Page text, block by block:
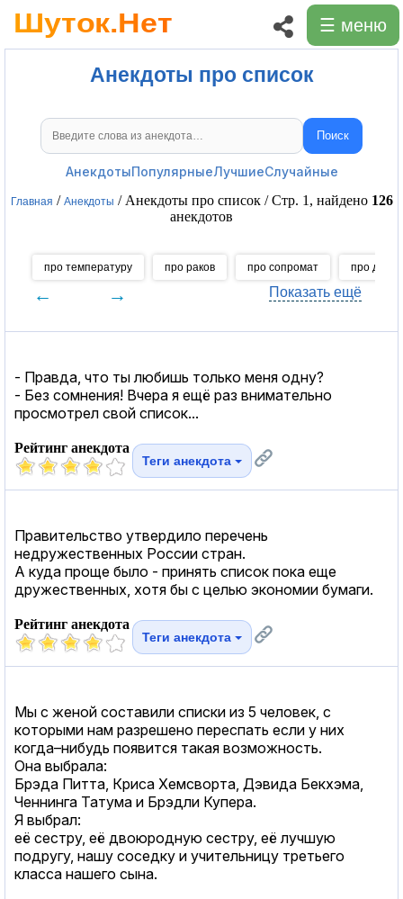
☰ меню
Анекдоты про список
Поиск анекдотов Поиск
АнекдотыПопулярныеЛучшиеСлучайные
Главная / Анекдоты / Анекдоты про список / Стр. 1, найдено 126
анекдотов
про температуру про раков про сопромат про
← → Показать ещё
- Правда, что ты любишь только меня одну?
- Без сомнения! Вчера я ещё раз внимательно
просмотрел свой список...
Рейтинг анекдота
Теги анекдота
Правительство утвердило перечень
недружественных России стран.
А куда проще было - принять список пока еще
дружественных, хотя бы с целью экономии бумаги.
Рейтинг анекдота
Теги анекдота
Мы с женой составили списки из 5 человек, с
которыми нам разрешено переспать если у них
когда–нибудь появится такая возможность.
Она выбрала:
Брэда Питта, Криса Хемсворта, Дэвида Бекхэма,
Ченнинга Татума и Брэдли Купера.
Я выбрал:
её сестру, её двоюродную сестру, её лучшую
подругу, нашу соседку и учительницу третьего
класса нашего сына.